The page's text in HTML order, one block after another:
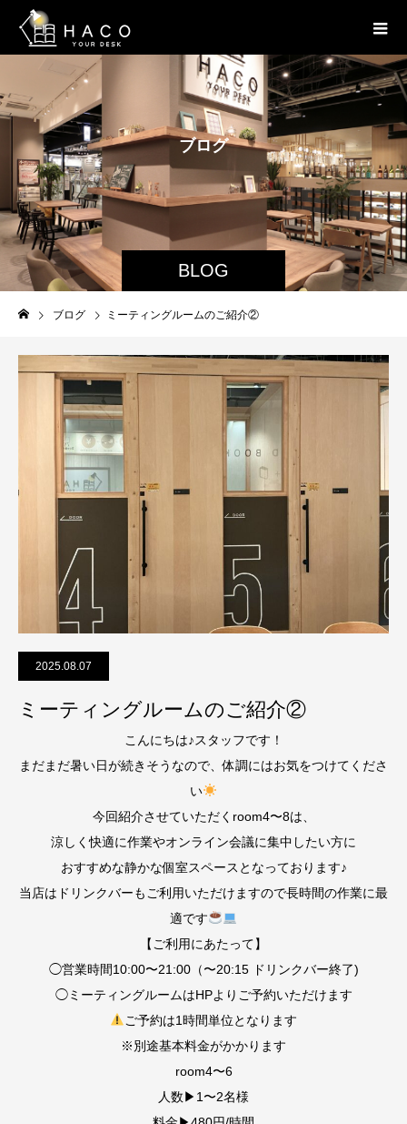
BLOG
ブログ
ブログ ミーティングルームのご紹介②
2025.08.07
ミーティングルームのご紹介②
こんにちは♪スタッフです！
まだまだ暑い日が続きそうなので、体調にはお気をつけてくださ
い
今回紹介させていただくroom4〜8は、
涼しく快適に作業やオンライン会議に集中したい方に
おすすめな静かな個室スペースとなっております♪
当店はドリンクバーもご利用いただけますので長時間の作業に最
適です
【ご利用にあたって】
◯営業時間10:00〜21:00（〜20:15 ドリンクバー終了)
◯ミーティングルームはHPよりご予約いただけます
ご予約は1時間単位となります
※別途基本料金がかかります
room4〜6
人数▶︎1〜2名様